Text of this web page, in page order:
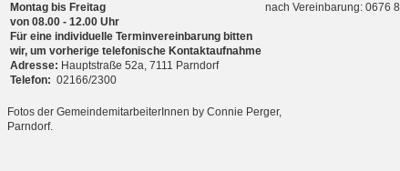
Montag bis Freitag
von 08.00 - 12.00 Uhr
Für eine individuelle Terminvereinbarung bitten
wir, um vorherige telefonische Kontaktaufnahme
Adresse: Hauptstraße 52a, 7111 Parndorf
Telefon: 02166/2300
nach Vereinbarung: 0676
Fotos der GemeindemitarbeiterInnen by Connie Perger,
Parndorf.